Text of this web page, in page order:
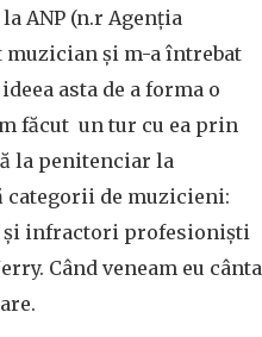
ANP (n.r Agenția
muzician și m-a întrebat
asta de a forma o
făcut un tur cu ea prin
la penitenciar la
categorii de muzicieni:
și infractori profesioniști
Când veneam eu cânta